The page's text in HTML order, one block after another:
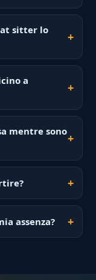
sitter lo
a
mentre sono
assenza?